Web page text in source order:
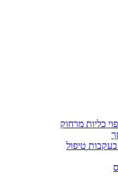
כליות מרחוק
טיפול